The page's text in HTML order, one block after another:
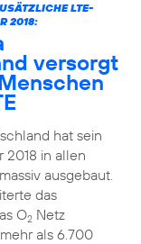
LTE-
2018:
versorgt
hat sein
2018 in allen
ausgebaut.
das
O2Netz
als 6.700